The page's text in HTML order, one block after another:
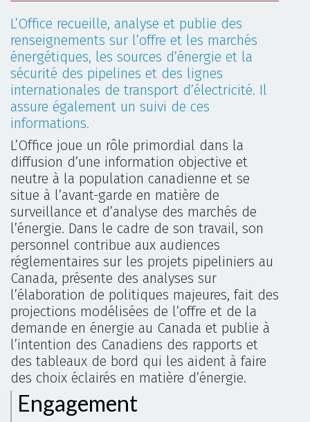
L’Office recueille, analyse et publie des
renseignements sur l’offre et les marchés
énergétiques, les sources d’énergie et la
sécurité des pipelines et des lignes
internationales de transport d’électricité. Il
assure également un suivi de ces
informations.
L’Office joue un rôle primordial dans la
diffusion d’une information objective et
neutre à la population canadienne et se
situe à l’avant-garde en matière de
surveillance et d’analyse des marchés de
l’énergie. Dans le cadre de son travail, son
personnel contribue aux audiences
réglementaires sur les projets pipeliniers au
Canada, présente des analyses sur
l’élaboration de politiques majeures, fait des
projections modélisées de l’offre et de la
demande en énergie au Canada et publie à
l’intention des Canadiens des rapports et
des tableaux de bord qui les aident à faire
des choix éclairés en matière d’énergie.
Engagement